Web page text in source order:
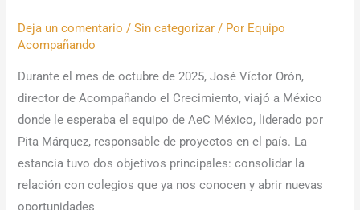
Deja un comentario /Sin categorizar / Por Equipo
Acompañando
Durante el mes de octubre de 2025, José Víctor Orón,
director de Acompañando el Crecimiento, viajó a México
donde le esperaba el equipo de AeC México, liderado por
Pita Márquez, responsable de proyectos en el país. La
estancia tuvo dos objetivos principales: consolidar la
relación con colegios que ya nos conocen y abrir nuevas
oportunidades